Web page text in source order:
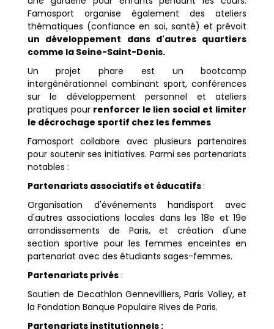
Famosport organise également des ateliers
thématiques (confiance en soi, santé) et prévoit
un développement dans d'autres quartiers
comme la Seine-Saint-Denis.
Un projet phare est un bootcamp
intergénérationnel combinant sport, conférences
sur le développement personnel et ateliers
pratiques pourrenforcer le lien social et limiter
le décrochage sportif chez les femmes
Famosport collabore avec plusieurs partenaires
pour soutenir ses initiatives. Parmi ses partenariats
notables :
Partenariats associatifs et éducatifs:
Organisation d'événements handisport avec
d'autres associations locales dans les 18e et 19e
arrondissements de Paris, et création d'une
section sportive pour les femmes enceintes en
partenariat avec des étudiants sages-femmes.
Partenariats privés:
Soutien de Decathlon Gennevilliers, Paris Volley, et
la Fondation Banque Populaire Rives de Paris.
Partenariats institutionnels :